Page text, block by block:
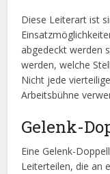
Diese Leiterart ist
abgedeckt werden
werden, welche
Nicht jede
Arbeitsbühne
Gelenk-
Eine Gelenk-
Leiterteilen, die an